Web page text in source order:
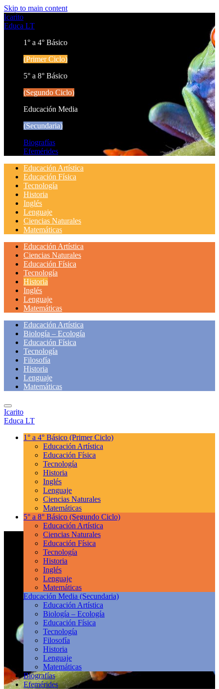
Skip to main content
Icarito
Educa LT
1° a 4° Básico
(Primer Ciclo)
5° a 8° Básico
(Segundo Ciclo)
Educación Media
(Secundaria)
Biografías
Efemérides
Educación Artística
Educación Física
Tecnología
Historia
Inglés
Lenguaje
Ciencias Naturales
Matemáticas
Educación Artística
Ciencias Naturales
Educación Física
Tecnología
Historia
Inglés
Lenguaje
Matemáticas
Educación Artística
Biología – Ecología
Educación Física
Tecnología
Filosofía
Historia
Lenguaje
Matemáticas
Icarito
Educa LT
1° a 4° Básico (Primer Ciclo)
Educación Artística
Educación Física
Tecnología
Historia
Inglés
Lenguaje
Ciencias Naturales
Matemáticas
5° a 8° Básico (Segundo Ciclo)
Educación Artística
Ciencias Naturales
Educación Física
Tecnología
Historia
Inglés
Lenguaje
Matemáticas
Educación Media (Secundaria)
Educación Artística
Biología – Ecología
Educación Física
Tecnología
Filosofía
Historia
Lenguaje
Matemáticas
Biografías
Efemérides